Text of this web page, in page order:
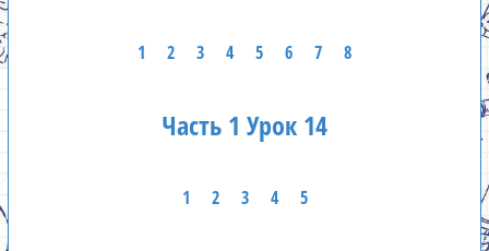
1 2 3 4 5 6 7 8
Часть 1 Урок 14
1 2 3 4 5